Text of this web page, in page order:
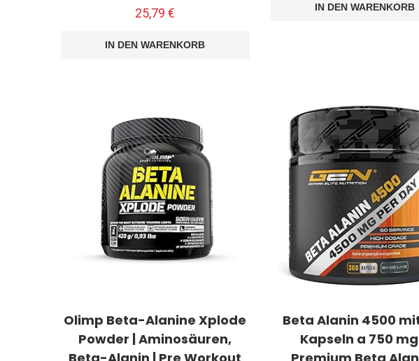
25,79€
IN DEN WARENKORB
IN DEN WARENKORB
Olimp Beta-Alanine Xplode
Powder | Aminosäuren,
Beta Alanin 4500
Kapseln a 750